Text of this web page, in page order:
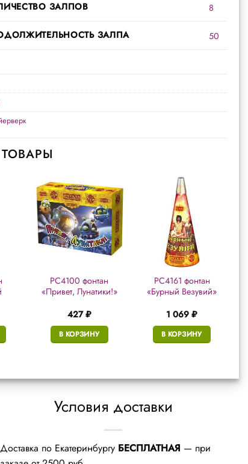
ЗАЛПОВ 8
ЗАЛПА 50
РС4100 фонтан
«Привет, Лунатики!»
427₽
В КОРЗИНУ
РС4161 фонтан
«Бурный Везувий»
1 069₽
В КОРЗИНУ
Условия доставки
Доставка по Екатеринбургу БЕСПЛАТНАЯ — при